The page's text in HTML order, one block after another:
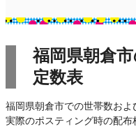
福岡県朝倉
定数表
福岡県朝倉市での世帯数およ
実際のポスティング時の配